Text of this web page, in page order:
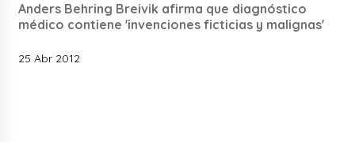
Anders Behring Breivik afirma que diagnóstico
médico contiene 'invenciones ficticias y malignas'
25 Abr 2012